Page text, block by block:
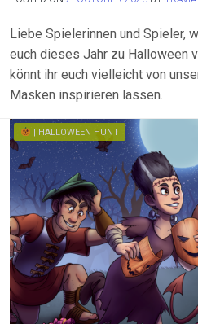
Liebe Spielerinnen und Spieler,
euch dieses Jahr zu Halloween
könnt ihr euch vielleicht von
Masken inspirieren lassen.
| HALLOWEEN HUNT